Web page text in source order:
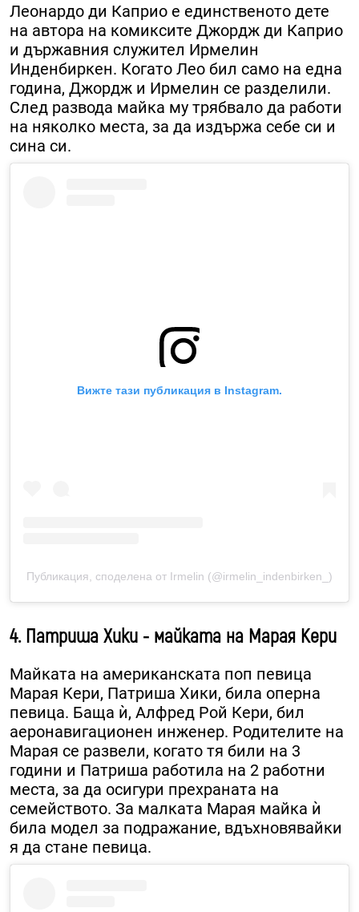
Леонардо ди Каприо е единственото дете
на автора на комиксите Джордж ди Каприо
и държавния служител Ирмелин
Инденбиркен. Когато Лео бил само на една
година, Джордж и Ирмелин се разделили.
След развода майка му трябвало да работи
на няколко места, за да издържа себе си и
сина си.
Вижте тази публикация в Instagram.
Публикация, споделена от Irmelin (@irmelin_indenbirken_)
4. Патриша Хики - майката на Марая Кери
Майката на американската поп певица
Марая Кери, Патриша Хики, била оперна
певица. Баща ѝ, Алфред Рой Кери, бил
аеронавигационен инженер. Родителите на
Марая се развели, когато тя били на 3
години и Патриша работила на 2 работни
места, за да осигури прехраната на
семейството. За малката Марая майка ѝ
била модел за подражание, вдъхновявайки
я да стане певица.